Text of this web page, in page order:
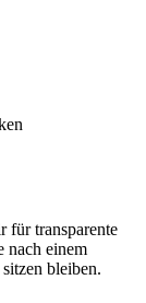
für transparente
nach einem
bleiben.